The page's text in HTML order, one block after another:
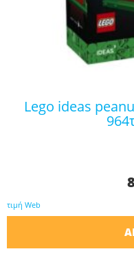
lego ideas peanuts: snoopy’s doghouse
τιμή Web